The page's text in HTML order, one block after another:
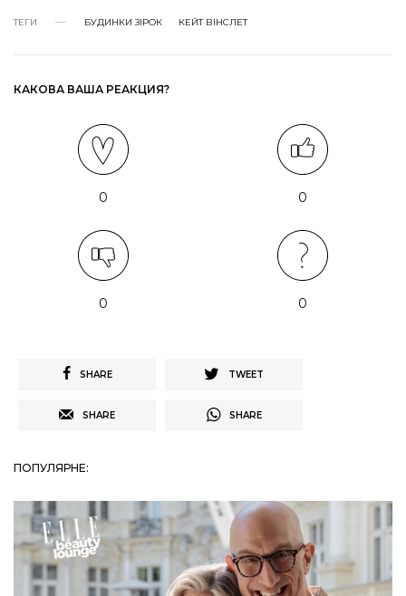
ТЕГИ БУДИНКИ ЗІРОК КЕЙТ ВІНСЛЕТ
КАКОВА ВАША РЕАКЦИЯ?
0 0
0 0
SHARE TWEET
SHARE SHARE
ПОПУЛЯРНЕ: